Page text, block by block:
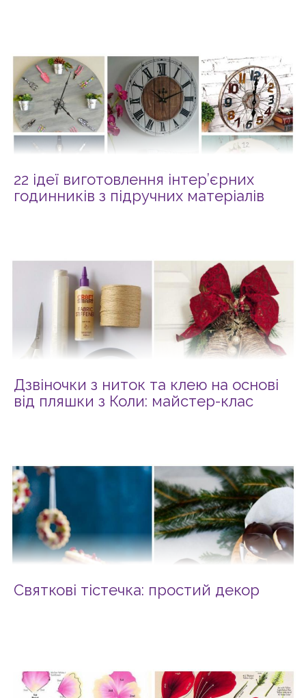
22 ідеї виготовлення інтер’єрних
годинників з підручних матеріалів
Дзвіночки з ниток та клею на основі
від пляшки з Коли: майстер-клас
Святкові тістечка: простий декор